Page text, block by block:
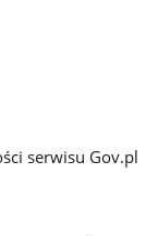
serwisu Gov.pl